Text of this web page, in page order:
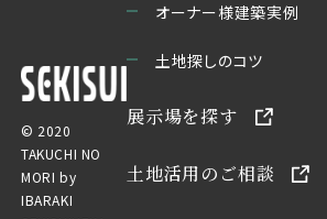
© 2020
TAKUCHI NO
MORI by
IBARAKI
オーナー様建築実例
土地探しのコツ
展示場を探す
土地活用のご相談